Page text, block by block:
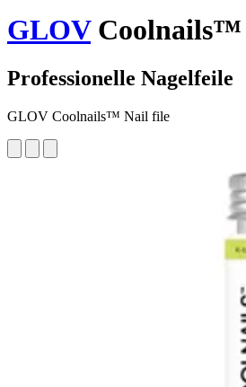
GLOVCoolnails™
Professionelle Nagelfeile
GLOV Coolnails™ Nail file